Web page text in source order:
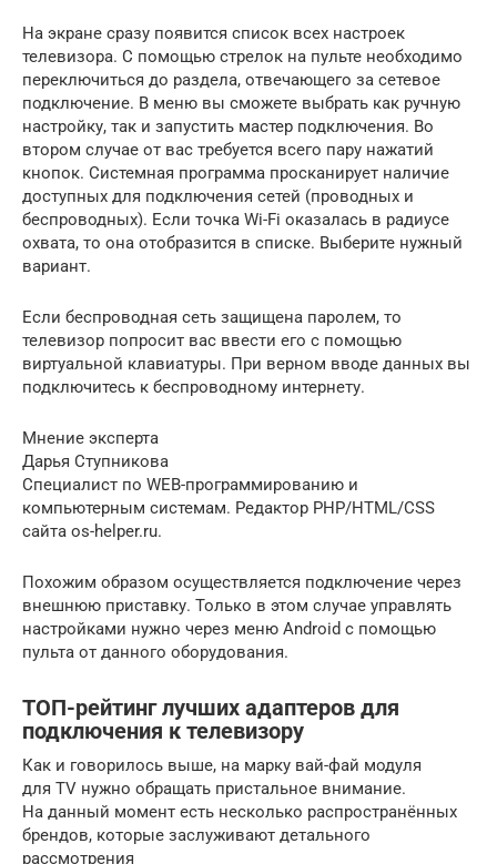
На экране сразу появится список всех настроек
телевизора. С помощью стрелок на пульте необходимо
переключиться до раздела, отвечающего за сетевое
подключение. В меню вы сможете выбрать как ручную
настройку, так и запустить мастер подключения. Во
втором случае от вас требуется всего пару нажатий
кнопок. Системная программа просканирует наличие
доступных для подключения сетей (проводных и
беспроводных). Если точка Wi-Fi оказалась в радиусе
охвата, то она отобразится в списке. Выберите нужный
вариант.
Если беспроводная сеть защищена паролем, то
телевизор попросит вас ввести его с помощью
виртуальной клавиатуры. При верном вводе данных вы
подключитесь к беспроводному интернету.
Мнение эксперта
Дарья Ступникова
Специалист по WEB-программированию и
компьютерным системам. Редактор PHP/HTML/CSS
сайта os-helper.ru.
Похожим образом осуществляется подключение через
внешнюю приставку. Только в этом случае управлять
настройками нужно через меню Android с помощью
пульта от данного оборудования.
ТОП-рейтинг лучших адаптеров для
подключения к телевизору
Как и говорилось выше, на марку вай-фай модуля
для TV нужно обращать пристальное внимание.
На данный момент есть несколько распространённых
брендов, которые заслуживают детального
рассмотрения